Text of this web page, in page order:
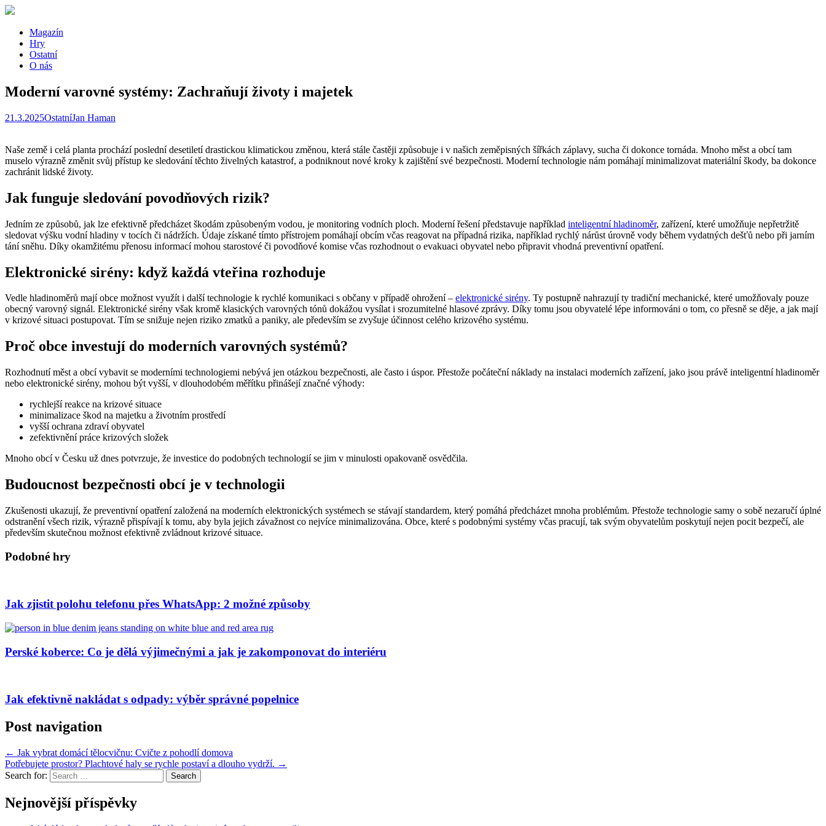
Magazín
Hry
Ostatní
O nás
Moderní varovné systémy: Zachraňují životy i majetek
21.3.2025OstatníJan Haman
Naše země i celá planta prochází poslední desetiletí drastickou klimatickou změnou, která stále častěji způsobuje i v našich zeměpisných šířkách záplavy, sucha či dokonce tornáda. Mnoho měst a obcí tam
muselo výrazně změnit svůj přístup ke sledování těchto živelných katastrof, a podniknout nové kroky k zajištění své bezpečnosti. Moderní technologie nám pomáhají minimalizovat materiální škody, ba dokonce
zachránit lidské životy.
Jak funguje sledování povodňových rizik?
Jedním ze způsobů, jak lze efektivně předcházet škodám způsobeným vodou, je monitoring vodních ploch. Moderní řešení představuje například inteligentní hladinoměr, zařízení, které umožňuje nepřetržitě
sledovat výšku vodní hladiny v tocích či nádržích. Údaje získané tímto přístrojem pomáhají obcím včas reagovat na případná rizika, například rychlý nárůst úrovně vody během vydatných dešťů nebo při jarním
tání sněhu. Díky okamžitému přenosu informací mohou starostové či povodňové komise včas rozhodnout o evakuaci obyvatel nebo připravit vhodná preventivní opatření.
Elektronické sirény: když každá vteřina rozhoduje
Vedle hladinoměrů mají obce možnost využít i další technologie k rychlé komunikaci s občany v případě ohrožení – elektronické sirény. Ty postupně nahrazují ty tradiční mechanické, které umožňovaly pouze
obecný varovný signál. Elektronické sirény však kromě klasických varovných tónů dokážou vysílat i srozumitelné hlasové zprávy. Díky tomu jsou obyvatelé lépe informováni o tom, co přesně se děje, a jak mají
v krizové situaci postupovat. Tím se snižuje nejen riziko zmatků a paniky, ale především se zvyšuje účinnost celého krizového systému.
Proč obce investují do moderních varovných systémů?
Rozhodnutí měst a obcí vybavit se moderními technologiemi nebývá jen otázkou bezpečnosti, ale často i úspor. Přestože počáteční náklady na instalaci moderních zařízení, jako jsou právě inteligentní hladinoměr
nebo elektronické sirény, mohou být vyšší, v dlouhodobém měřítku přinášejí značné výhody:
rychlejší reakce na krizové situace
minimalizace škod na majetku a životním prostředí
vyšší ochrana zdraví obyvatel
zefektivnění práce krizových složek
Mnoho obcí v Česku už dnes potvrzuje, že investice do podobných technologií se jim v minulosti opakovaně osvědčila.
Budoucnost bezpečnosti obcí je v technologii
Zkušenosti ukazují, že preventivní opatření založená na moderních elektronických systémech se stávají standardem, který pomáhá předcházet mnoha problémům. Přestože technologie samy o sobě nezaručí úplné
odstranění všech rizik, výrazně přispívají k tomu, aby byla jejich závažnost co nejvíce minimalizována. Obce, které s podobnými systémy včas pracují, tak svým obyvatelům poskytují nejen pocit bezpečí, ale
především skutečnou možnost efektivně zvládnout krizové situace.
Podobné hry
Jak zjistit polohu telefonu přes WhatsApp: 2 možné způsoby
Perské koberce: Co je dělá výjimečnými a jak je zakomponovat do interiéru
Jak efektivně nakládat s odpady: výběr správné popelnice
Post navigation
← Jak vybrat domácí tělocvičnu: Cvičte z pohodlí domova
Potřebujete prostor? Plachtové haly se rychle postaví a dlouho vydrží. →
Search for:
Nejnovější příspěvky